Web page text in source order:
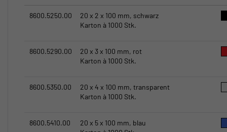
8600.5250.00
20 x 2 x 100 mm, schwarz
Karton à 1000 Stk.
8600.5290.00
20 x 3 x 100 mm, rot
Karton à 1000 Stk.
8600.5350.00
20 x 4 x 100 mm, transparent
Karton à 1000 Stk.
8600.5410.00
20 x 5 x 100 mm, blau